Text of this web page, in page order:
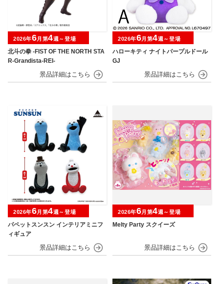
北斗の拳 -FIST OF THE NORTH STA
R-Grandista-REI-
2026年6月第4週～登場
ハローキティ ナイトパープルドール
GJ
2026年6月第4週～登場
パペットスンスン インテリアミニフ
ィギュア
2026年6月第4週～登場
Melty Party スクイーズ
2026年6月第4週～登場